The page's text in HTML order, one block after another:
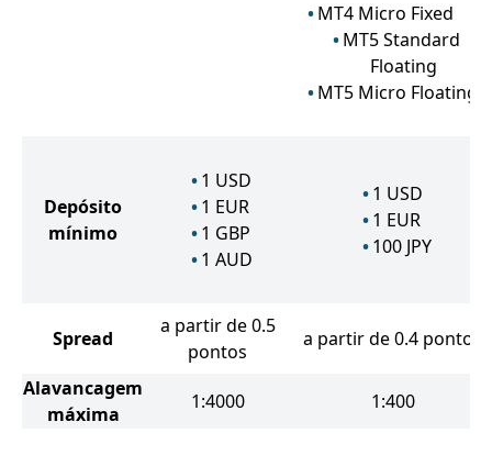
MT4 Micro Fixed
MT5 Standard
Floating
MT5 Micro Floating
Depósito
mínimo
1 USD
1 EUR
1 GBP
1 AUD
1 USD
1 EUR
100 JPY
Spread
a partir de 0.5
pontos
a partir de 0.4 pontos
Alavancagem
máxima
1:4000 1:400